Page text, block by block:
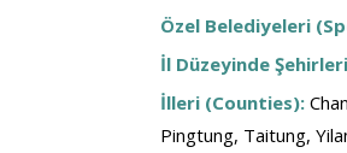
Özel Belediyeleri
İl Düzeyinde
İlleri (Counties):
Pingtung, Taitung,